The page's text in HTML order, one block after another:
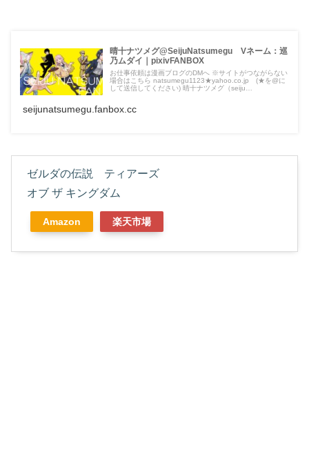
晴十ナツメグ@SeijuNatsumegu Vネーム：巡
乃ムダイ｜pixivFANBOX
お仕事依頼は漫画ブログのDMへ ※サイトがつながらない
場合はこちら natsumegu1123★yahoo.co.jp (★を@に
して送信してください) 晴十ナツメグ（seiju
seijunatsumegu.fanbox.cc
ゼルダの伝説 ティアーズ
オブ ザ キングダム
Amazon 楽天市場